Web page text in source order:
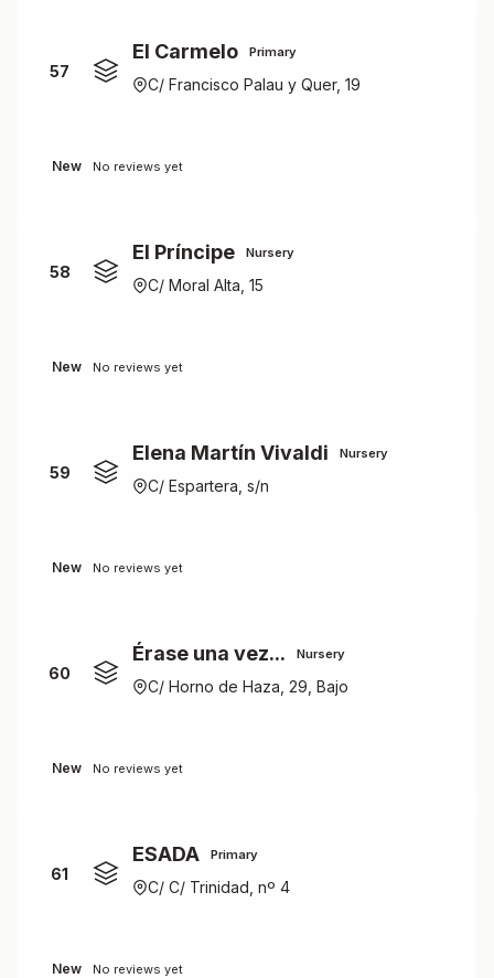
57
El Carmelo Primary
C/ Francisco Palau y Quer, 19
New No reviews yet
58
El Príncipe Nursery
C/ Moral Alta, 15
New No reviews yet
59
Elena Martín Vivaldi Nursery
C/ Espartera, s/n
New No reviews yet
60
Érase una vez... Nursery
C/ Horno de Haza, 29, Bajo
New No reviews yet
61
ESADA Primary
C/ C/ Trinidad, nº 4
New No reviews yet